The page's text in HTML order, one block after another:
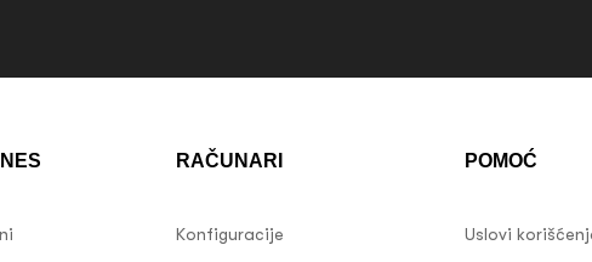
RAČUNARI
Konfiguracije
POMOĆ
Uslovi